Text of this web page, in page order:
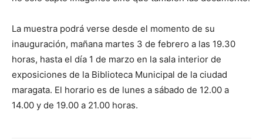
La muestra podrá verse desde el momento de su
inauguración, mañana martes 3 de febrero a las 19.30
horas, hasta el día 1 de marzo en la sala interior de
exposiciones de la Biblioteca Municipal de la ciudad
maragata. El horario es de lunes a sábado de 12.00 a
14.00 y de 19.00 a 21.00 horas.